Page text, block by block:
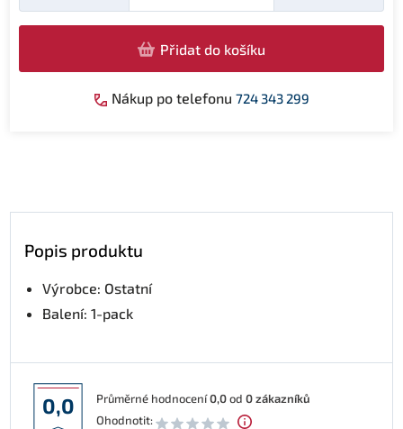
Přidat do košíku
Nákup po telefonu 724 343 299
Popis produktu
Výrobce: Ostatní
Balení: 1-pack
0,0 Průměrné hodnocení0,0od 0zákazníků
Ohodnotit: